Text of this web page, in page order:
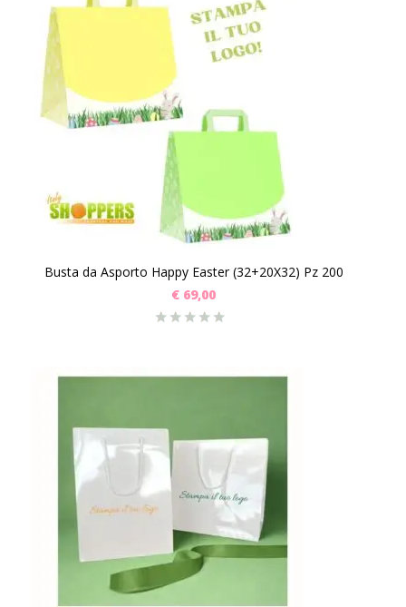
Busta da Asporto Happy Easter (32+20X32) Pz 200
€ 69,00